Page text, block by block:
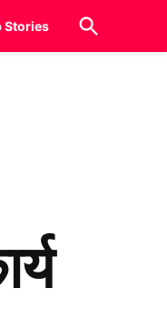
Stories
Open
Search